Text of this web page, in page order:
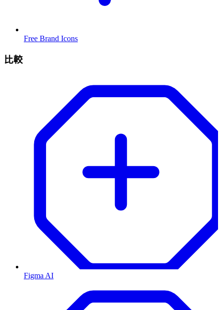
Free Brand Icons
比較
Figma AI